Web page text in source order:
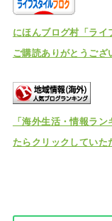
にほんブログ村「ライ
ご購読ありがとうござ
「海外生活・情報ラ
たらクリックしていた